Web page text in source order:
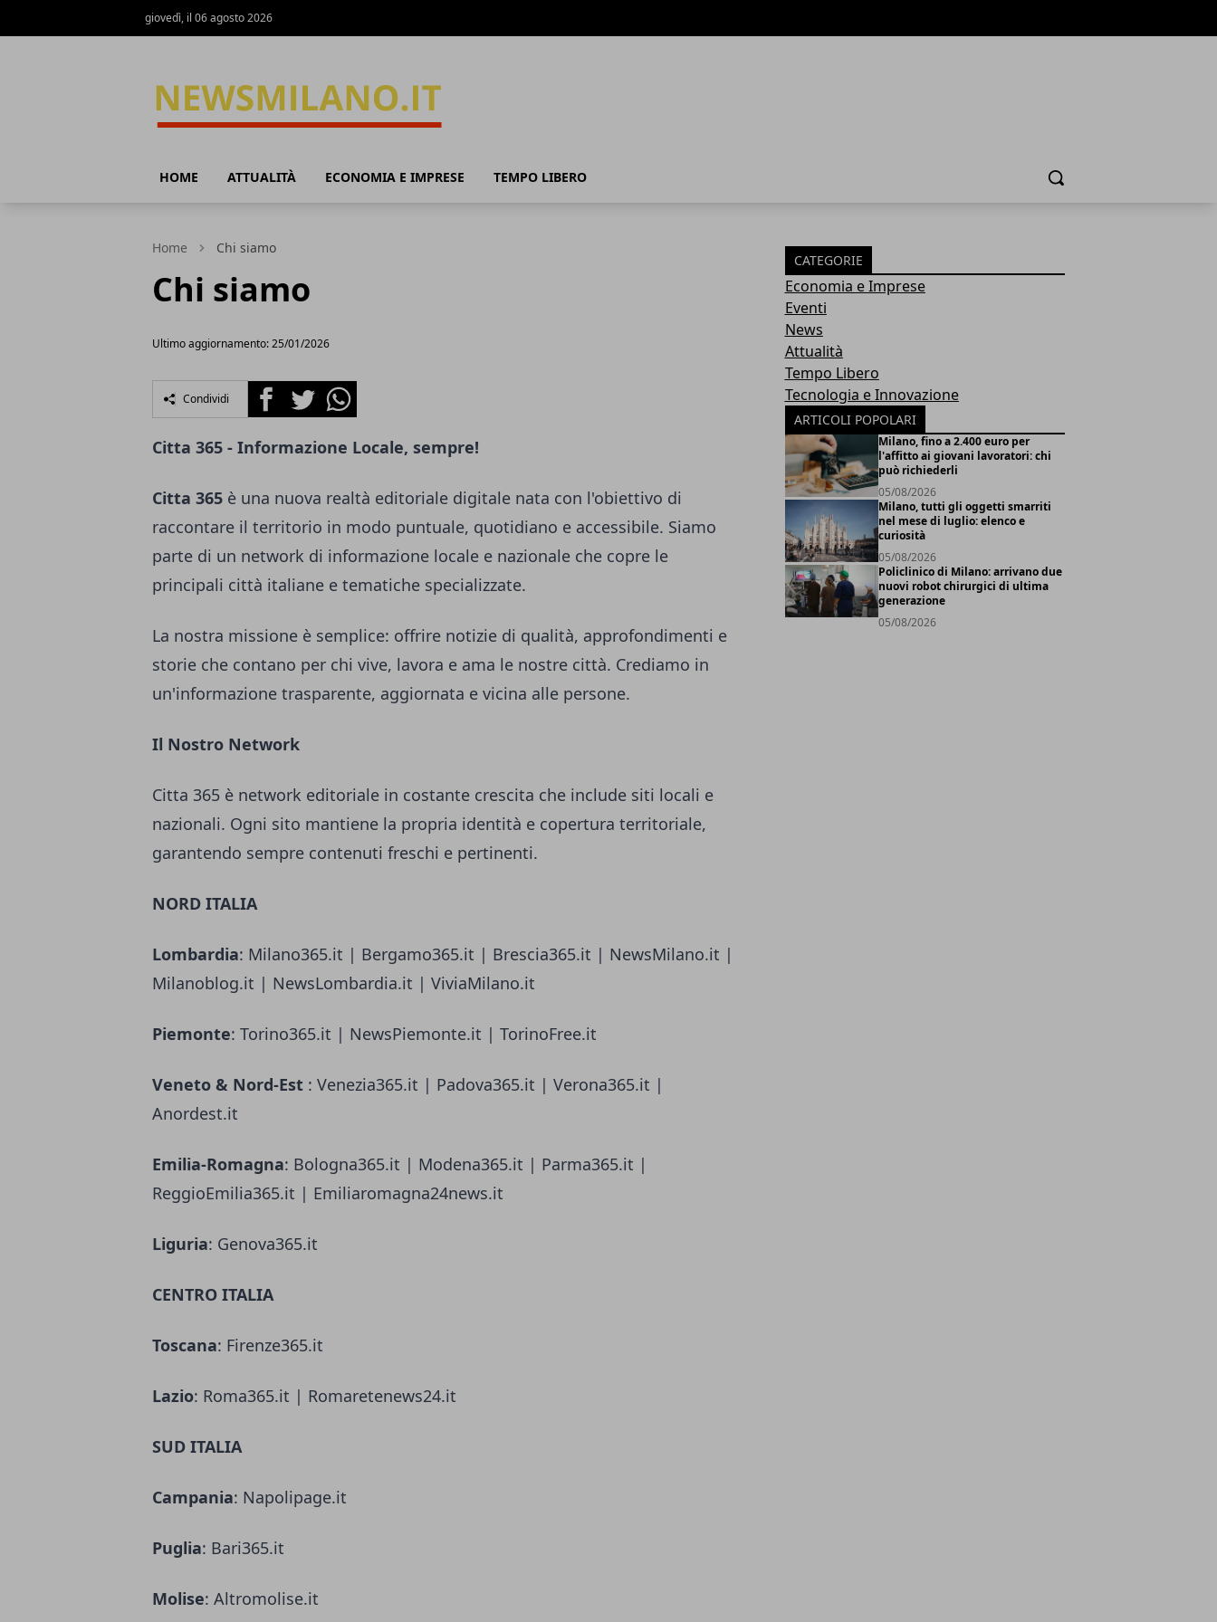
giovedì, il 06 agosto 2026
HOME ATTUALITÀ ECONOMIA E IMPRESE TEMPO LIBERO Cerca
Home Chi siamo
Chi siamo
Ultimo aggiornamento: 25/01/2026
Condividi FacebookTwitterWhatsapp
Citta 365 - Informazione Locale, sempre!
Citta 365 è una nuova realtà editoriale digitale nata con l'obiettivo di
raccontare il territorio in modo puntuale, quotidiano e accessibile. Siamo
parte di un network di informazione locale e nazionale che copre le
principali città italiane e tematiche specializzate.
La nostra missione è semplice: offrire notizie di qualità, approfondimenti e
storie che contano per chi vive, lavora e ama le nostre città. Crediamo in
un'informazione trasparente, aggiornata e vicina alle persone.
Il Nostro Network
Citta 365 è network editoriale in costante crescita che include siti locali e
nazionali. Ogni sito mantiene la propria identità e copertura territoriale,
garantendo sempre contenuti freschi e pertinenti.
NORD ITALIA
Lombardia: Milano365.it | Bergamo365.it | Brescia365.it | NewsMilano.it |
Milanoblog.it | NewsLombardia.it | ViviaMilano.it
Piemonte: Torino365.it | NewsPiemonte.it | TorinoFree.it
Veneto & Nord-Est : Venezia365.it | Padova365.it | Verona365.it |
Anordest.it
Emilia-Romagna: Bologna365.it | Modena365.it | Parma365.it |
ReggioEmilia365.it | Emiliaromagna24news.it
Liguria: Genova365.it
CENTRO ITALIA
Toscana: Firenze365.it
Lazio: Roma365.it | Romaretenews24.it
SUD ITALIA
Campania: Napolipage.it
Puglia: Bari365.it
Molise: Altromolise.it
CATEGORIE
Economia e Imprese
Eventi
News
Attualità
Tempo Libero
Tecnologia e Innovazione
ARTICOLI POPOLARI
Milano, fino a 2.400 euro per
l'affitto ai giovani lavoratori: chi
può richiederli
05/08/2026
Milano, tutti gli oggetti smarriti
nel mese di luglio: elenco e
curiosità
05/08/2026
Policlinico di Milano: arrivano due
nuovi robot chirurgici di ultima
generazione
05/08/2026